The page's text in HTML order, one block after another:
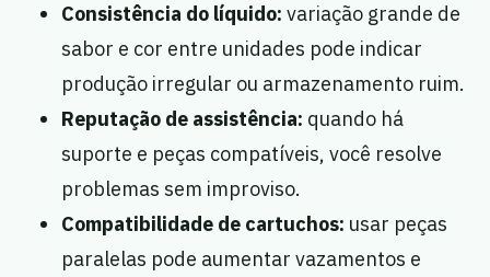
Consistência do líquido: variação grande de
sabor e cor entre unidades pode indicar
produção irregular ou armazenamento ruim.
Reputação de assistência: quando há
suporte e peças compatíveis, você resolve
problemas sem improviso.
Compatibilidade de cartuchos: usar peças
paralelas pode aumentar vazamentos e